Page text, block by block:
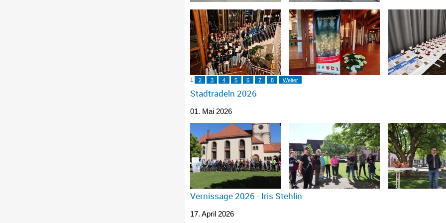
1 2 3 4 5 6 7 8 Weiter
Stadtradeln 2026
01. Mai 2026
Vernissage 2026 - Iris Stehlin
17. April 2026